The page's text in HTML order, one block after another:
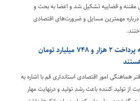
مقننه و قضاییه تشکیل شد و اعضا به بحث و
درباره مهمترین مسایل و ضرورت‌های اقتصادی
بانک‌های قم موظف به پرداخت ۲ هزار و ۷۴۸ میلیارد تومان
هماهنگی امور اقتصادی استانداری قم با اشاره به
از تولید کننده باعث رشد تولید و درنهایت مهار